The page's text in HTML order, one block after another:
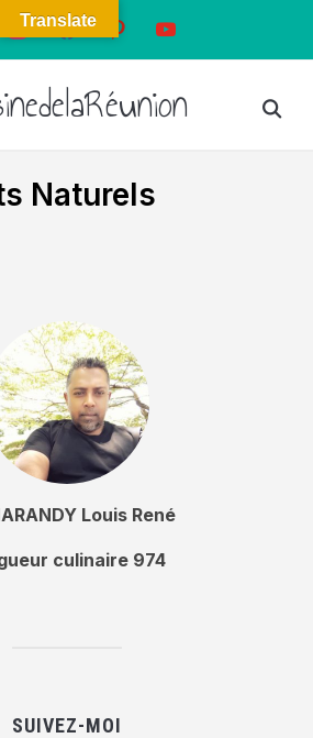
instagramfacebookpinterestyoutube
Naturels
Louis René
culinaire 974
SUIVEZ-MOI
Translate